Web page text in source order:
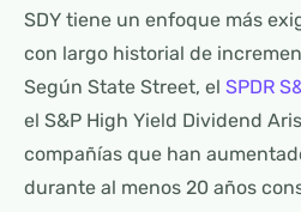
SDY tiene un enfoque más
con largo historial de
Según State Street, el SPDR
el S&P High Yield Dividend
compañías que han
durante al menos 20 años